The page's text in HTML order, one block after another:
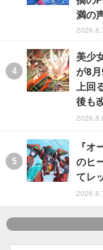
満の
美少
が8
上回
後も
『
のヒ
てレ